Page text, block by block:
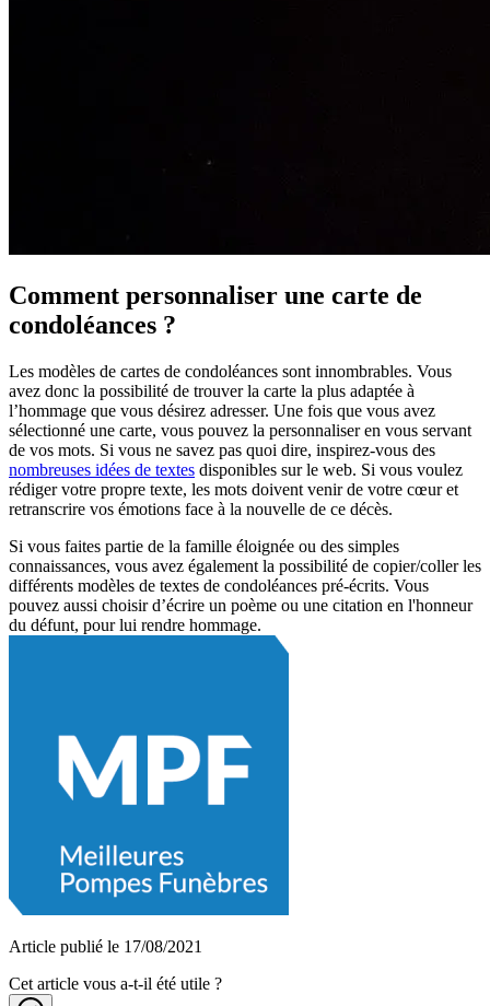
Comment personnaliser une carte de
condoléances ?
Les modèles de cartes de condoléances sont innombrables. Vous
avez donc la possibilité de trouver la carte la plus adaptée à
l’hommage que vous désirez adresser. Une fois que vous avez
sélectionné une carte, vous pouvez la personnaliser en vous servant
de vos mots. Si vous ne savez pas quoi dire, inspirez-vous des
nombreuses idées de textes disponibles sur le web. Si vous voulez
rédiger votre propre texte, les mots doivent venir de votre cœur et
retranscrire vos émotions face à la nouvelle de ce décès.
Si vous faites partie de la famille éloignée ou des simples
connaissances, vous avez également la possibilité de copier/coller les
différents modèles de textes de condoléances pré-écrits. Vous
pouvez aussi choisir d’écrire un poème ou une citation en l'honneur
du défunt, pour lui rendre hommage.
Article publié le 17/08/2021
Cet article vous a-t-il été utile ?